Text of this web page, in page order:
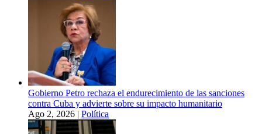
Gobierno Petro rechaza el endurecimiento de las sanciones
contra Cuba y advierte sobre su impacto humanitario
Ago 2, 2026 | Política